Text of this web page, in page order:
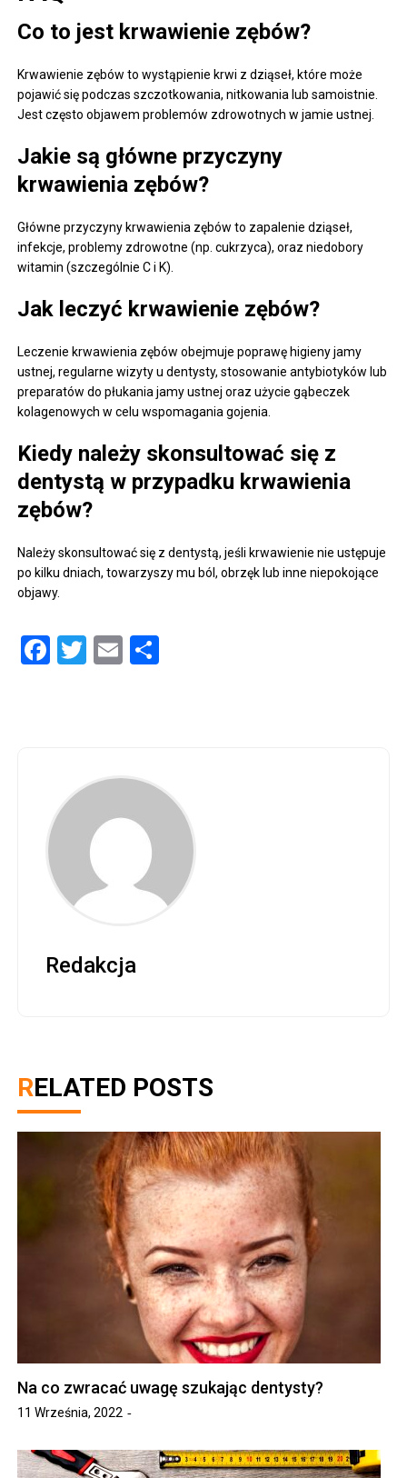
Co to jest krwawienie zębów?
Krwawienie zębów to wystąpienie krwi z dziąseł, które może
pojawić się podczas szczotkowania, nitkowania lub samoistnie.
Jest często objawem problemów zdrowotnych w jamie ustnej.
Jakie są główne przyczyny
krwawienia zębów?
Główne przyczyny krwawienia zębów to zapalenie dziąseł,
infekcje, problemy zdrowotne (np. cukrzyca), oraz niedobory
witamin (szczególnie C i K).
Jak leczyć krwawienie zębów?
Leczenie krwawienia zębów obejmuje poprawę higieny jamy
ustnej, regularne wizyty u dentysty, stosowanie antybiotyków lub
preparatów do płukania jamy ustnej oraz użycie gąbeczek
kolagenowych w celu wspomagania gojenia.
Kiedy należy skonsultować się z
dentystą w przypadku krwawienia
zębów?
Należy skonsultować się z dentystą, jeśli krwawienie nie ustępuje
po kilku dniach, towarzyszy mu ból, obrzęk lub inne niepokojące
objawy.
Facebook
Twitter
Email
Redakcja
RELATED POSTS
Na co zwracać uwagę szukając dentysty?
11 Września, 2022